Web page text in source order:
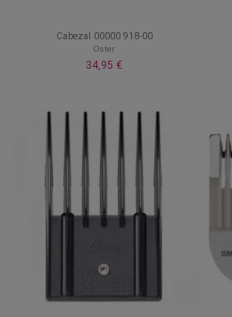
Cabezal 00000 918-00
Oster
34,95 €